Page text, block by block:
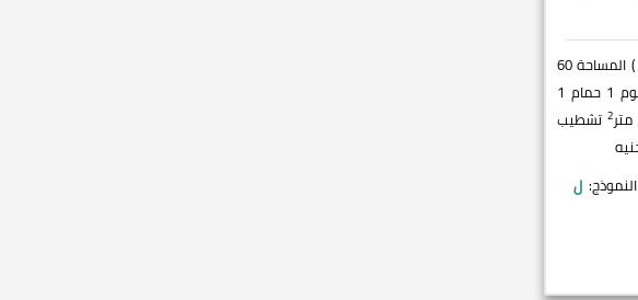
) المساحة 60
بحري و غربي تطل على شارع تشمل 1 نوم 1 حمام 1
2 تشطيب
النموذج: ل